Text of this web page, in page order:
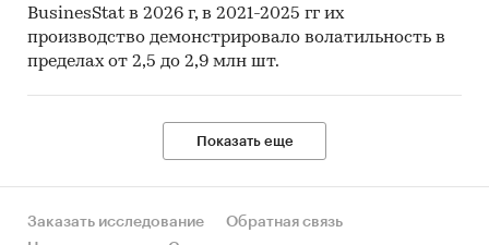
BusinesStat в 2026 г, в 2021-2025 гг их
производство демонстрировало волатильность в
пределах от 2,5 до 2,9 млн шт.
Показать еще
Заказать исследование
Обратная связь